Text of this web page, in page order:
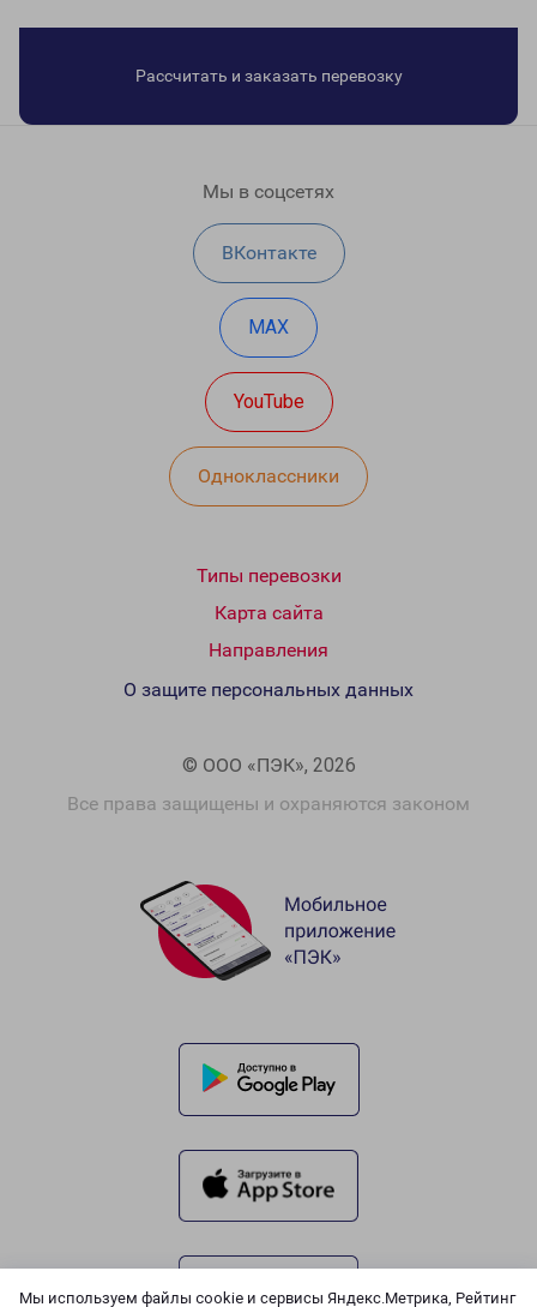
Мы используем файлы cookie и сервисы Яндекс.Метрика, Рейтинг
Рассчитать и заказать перевозку
Мы в соцсетях
ВКонтакте
MAX
YouTube
Одноклассники
Типы перевозки
Карта сайта
Направления
© ООО «ПЭК», 2026
Все права защищены и охраняются законом
О защите персональных данных